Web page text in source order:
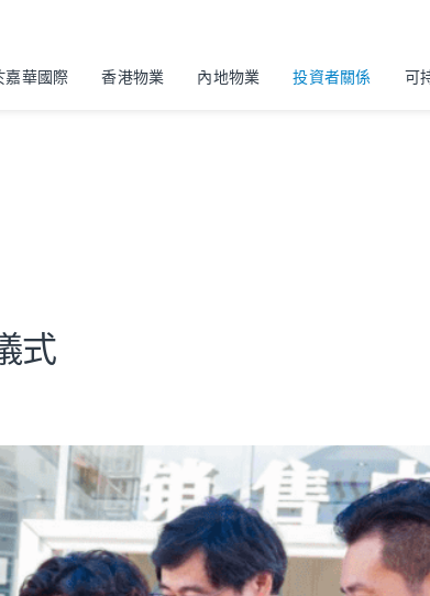
嘉華國際 香港物業 內地物業 投資者關係 可
式